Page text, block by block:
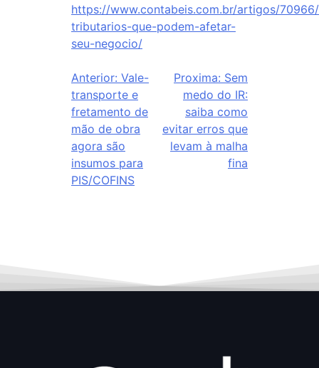
https://www.contabeis.com.br/artigos/
tributarios-que-podem-afetar-
seu-negocio/
Anterior: Vale-
transporte e
fretamento de
mão de obra
agora são
insumos para
PIS/COFINS
Proxima: Sem
medo do IR:
saiba como
evitar erros que
levam à malha
fina